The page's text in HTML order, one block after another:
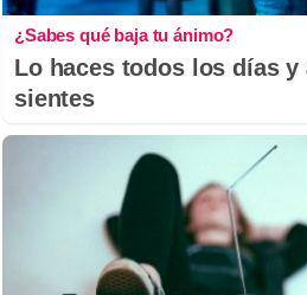
¿Sabes qué baja tu ánimo?
Lo haces todos los días y
sientes